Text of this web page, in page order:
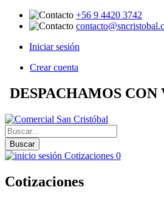
+56 9 4420 3742
Iniciar sesión
Crear cuenta
DESPACHAMOS
Buscar
Cotizaciones 0
Cotizaciones